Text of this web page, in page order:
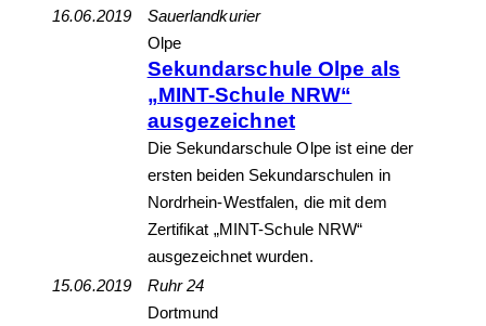
16.06.2019
Sauerlandkurier
Olpe
Sekundarschule Olpe als
„MINT-Schule NRW“
ausgezeichnet
Die Sekundarschule Olpe ist eine der
ersten beiden Sekundarschulen in
Nordrhein-Westfalen, die mit dem
Zertifikat „MINT-Schule NRW“
ausgezeichnet wurden.
15.06.2019
Ruhr 24
Dortmund